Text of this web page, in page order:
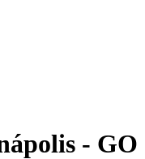
- GO